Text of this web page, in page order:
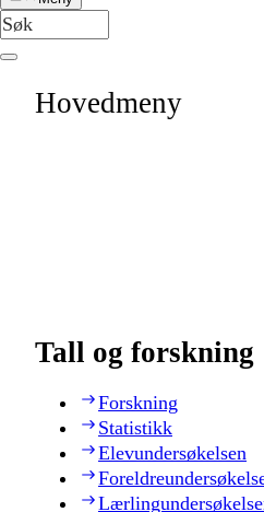
Hovedmeny
Tall og forskning
Forskning
Statistikk
Elevundersøkelsen